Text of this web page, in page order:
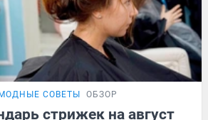
СОВЕТЫ ОБЗОР
стрижек на август